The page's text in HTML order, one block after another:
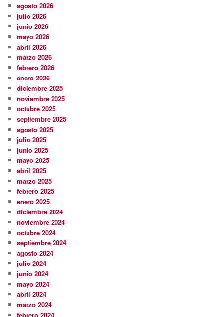
agosto 2026
julio 2026
junio 2026
mayo 2026
abril 2026
marzo 2026
febrero 2026
enero 2026
diciembre 2025
noviembre 2025
octubre 2025
septiembre 2025
agosto 2025
julio 2025
junio 2025
mayo 2025
abril 2025
marzo 2025
febrero 2025
enero 2025
diciembre 2024
noviembre 2024
octubre 2024
septiembre 2024
agosto 2024
julio 2024
junio 2024
mayo 2024
abril 2024
marzo 2024
febrero 2024